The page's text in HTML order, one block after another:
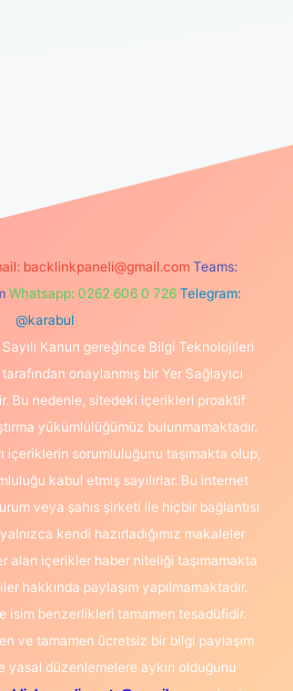
backlinkpaneli@gmail.com Teams:
Whatsapp: 0262 606 0 726 Telegram:
@karabul
Kanun gereğince Bilgi Teknolojileri
onaylanmış bir Yer Sağlayıcı
Bu nedenle, sitedeki içerikleri proaktif
yükümlülüğümüz bulunmamaktadır.
içeriklerin sorumluluğunu taşımakta olup,
kabul etmiş sayılırlar. Bu internet
veya şahıs şirketi ile hiçbir bağlantısı
kendi hazırladığımız makaleler
alan içerikler haber niteliği taşımamakta
hakkında paylaşım yapılmamaktadır.
isim benzerlikleri tamamen tesadüfidir.
ve tamamen ücretsiz bir bilgi paylaşım
yasal düzenlemelere aykırı olduğunu